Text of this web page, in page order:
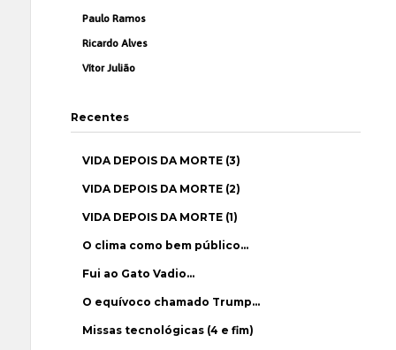
Paulo Ramos
Ricardo Alves
Vítor Julião
Recentes
VIDA DEPOIS DA MORTE (3)
VIDA DEPOIS DA MORTE (2)
VIDA DEPOIS DA MORTE (1)
O clima como bem público…
Fui ao Gato Vadio…
O equívoco chamado Trump…
Missas tecnológicas (4 e fim)